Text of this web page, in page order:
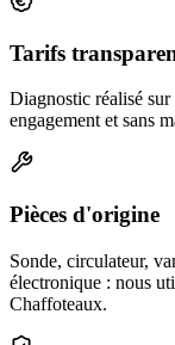
Tarifs
Diagnostic réalisé
engagement et sans
Pièces d'origine
Sonde, circulateur,
électronique : nous
Chaffoteaux.